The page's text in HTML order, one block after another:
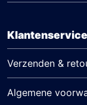
Klantenservice
Verzenden &
Algemene